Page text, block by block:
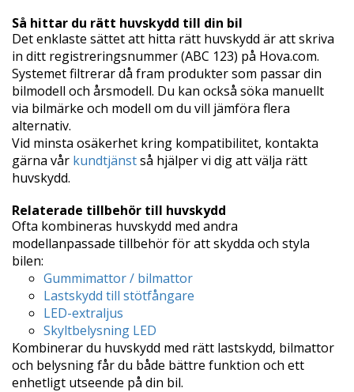
Så hittar du rätt huvskydd till din bil
Det enklaste sättet att hitta rätt huvskydd är att skriva
in ditt registreringsnummer (ABC 123) på Hova.com.
Systemet filtrerar då fram produkter som passar din
bilmodell och årsmodell. Du kan också söka manuellt
via bilmärke och modell om du vill jämföra flera
alternativ.
Vid minsta osäkerhet kring kompatibilitet, kontakta
gärna vår kundtjänstså hjälper vi dig att välja rätt
huvskydd.
Relaterade tillbehör till huvskydd
Ofta kombineras huvskydd med andra
modellanpassade tillbehör för att skydda och styla
bilen:
Gummimattor / bilmattor
Lastskydd till stötfångare
LED-extraljus
Skyltbelysning LED
Kombinerar du huvskydd med rätt lastskydd, bilmattor
och belysning får du både bättre funktion och ett
enhetligt utseende på din bil.